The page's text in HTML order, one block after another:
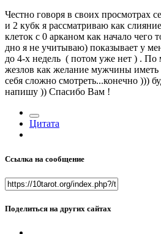
Честно говоря в своих просмотрах
и 2 кубк я рассматриваю как
клеток с 0 арканом как начало чего
дно я не учитываю) показывает у
до 4-х недель ( потом уже нет ) .
жезлов как желание мужчины
себя сложно смотреть...конечно )))
напишу )) Спасибо Вам !
Цитата
Ссылка на сообщение
Поделиться на других сайтах